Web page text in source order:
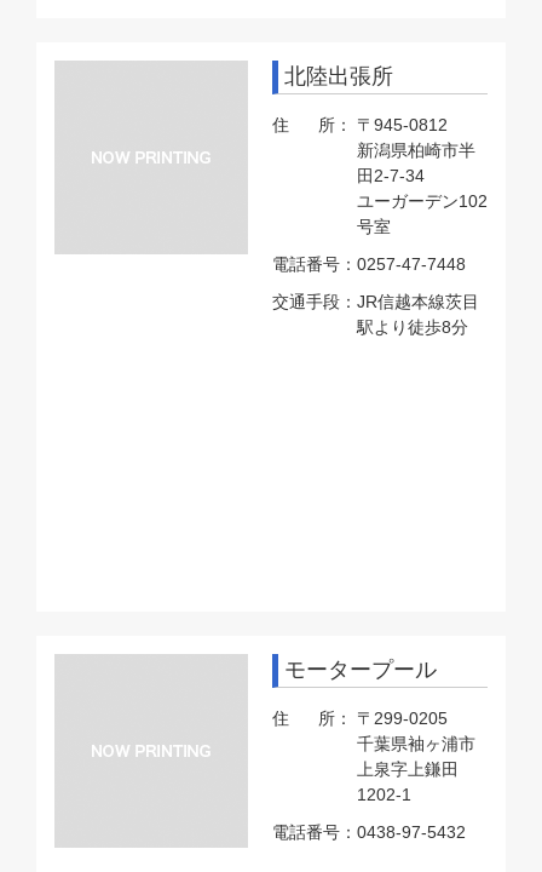
北陸出張所
住 所：
〒945-0812
新潟県柏崎市半
田2-7-34
ユーガーデン102
号室
電話番号： 0257-47-7448
交通手段： JR信越本線茨目
駅より徒歩8分
モータープール
住 所：
〒299-0205
千葉県袖ヶ浦市
上泉字上鎌田
1202-1
電話番号： 0438-97-5432